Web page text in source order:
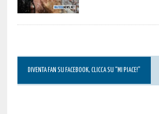
DIVENTA FAN SU FACEBOOK, CLICCA SU “MI PIACE!”